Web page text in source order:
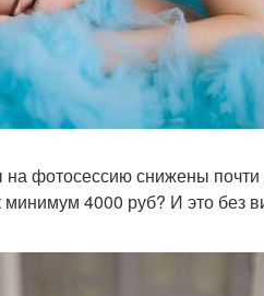
фотосессию снижены
4000 руб? И это без